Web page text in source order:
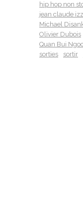
hip hop non
jean claude
Michael
Olivier Dubois
Quan Bui Ngoc
sorties
sortir